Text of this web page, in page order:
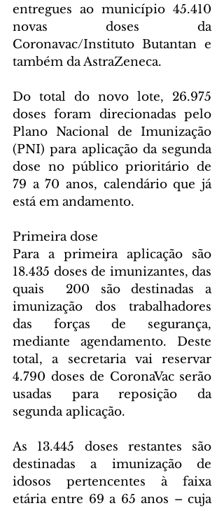
entregues ao município 45.410
novas doses da
Coronavac/Instituto Butantan e
também da AstraZeneca.
Do total do novo lote, 26.975
doses foram direcionadas pelo
Plano Nacional de Imunização
(PNI) para aplicação da segunda
dose no público prioritário de
79 a 70 anos, calendário que já
está em andamento.
Primeira dose
Para a primeira aplicação são
18.435 doses de imunizantes, das
quais  200 são destinadas a
imunização dos trabalhadores
das forças de segurança,
mediante agendamento. Deste
total, a secretaria vai reservar
4.790 doses de CoronaVac serão
usadas para reposição da
segunda aplicação.
As 13.445 doses restantes são
destinadas a imunização de
idosos pertencentes à faixa
etária entre 69 a 65 anos – cuja